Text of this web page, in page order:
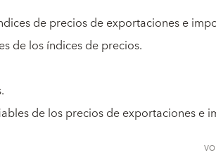
de precios de exportaciones e
de los índices de precios.
de los precios de exportaciones e